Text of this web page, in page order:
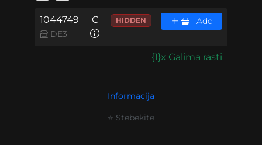
1044749
DE3
C HIDDEN Add
{1}x Galima rasti
Informacija
⭐ Stebėkite